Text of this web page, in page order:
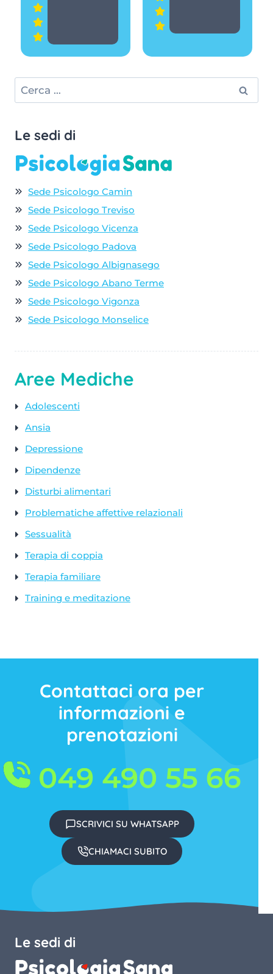
Le sedi di
Sede Psicologo Camin
Sede Psicologo Treviso
Sede Psicologo Vicenza
Sede Psicologo Padova
Sede Psicologo Albignasego
Sede Psicologo Abano Terme
Sede Psicologo Vigonza
Sede Psicologo Monselice
Aree Mediche
Adolescenti
Ansia
Depressione
Dipendenze
Disturbi alimentari
Problematiche affettive relazionali
Sessualità
Terapia di coppia
Terapia familiare
Training e meditazione
Contattaci ora per
informazioni e
prenotazioni
SCRIVICI SU WHATSAPP
CHIAMACI SUBITO
Le sedi di